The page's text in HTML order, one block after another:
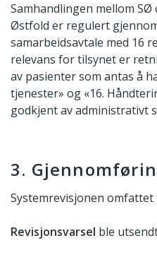
Samhandlingen mellom SØ
Østfold er regulert
samarbeidsavtale med 16
relevans for tilsynet er
av pasienter som antas å
tjenester» og «16.
godkjent av administrativt
3.
Systemrevisjonen
Revisjonsvarsel ble